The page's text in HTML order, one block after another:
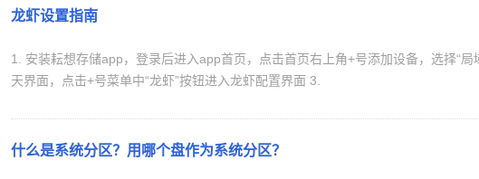
龙虾设置指南
1. 安装耘想存储app，登录后进入app首页，点击首页右上角+号添加设备，选择“局域网扫描”绑定发现的linnas盒子 2. 绑定nas盒子后，进入nas聊
天界面，点击+号菜单中“龙虾”按钮进入龙虾配置界面 3.
什么是系统分区？用哪个盘作为系统分区？